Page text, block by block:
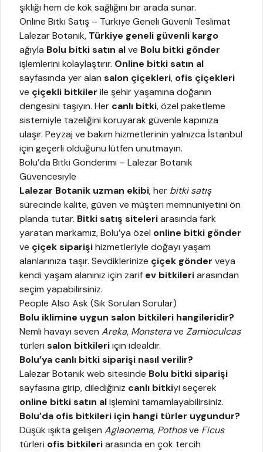
şıklığı hem de kök sağlığını bir arada sunar.
Online Bitki Satış – Türkiye Geneli Güvenli Teslimat
Lalezar Botanik, Türkiye geneli güvenli kargo
ağıyla Bolu bitki satın alve Bolu bitki gönder
işlemlerini kolaylaştırır. Online bitki satın al
sayfasında yer alan salon çiçekleri, ofis çiçekleri
ve çiçekli bitkiler ile şehir yaşamına doğanın
dengesini taşıyın. Her canlı bitki, özel paketleme
sistemiyle tazeliğini koruyarak güvenle kapınıza
ulaşır. Peyzaj ve bakım hizmetlerinin yalnızca İstanbul
için geçerli olduğunu lütfen unutmayın.
Bolu’da Bitki Gönderimi – Lalezar Botanik
Güvencesiyle
Lalezar Botanik uzman ekibi, her bitki satış
sürecinde kalite, güven ve müşteri memnuniyetini ön
planda tutar. Bitki satış siteleriarasında fark
yaratan markamız, Bolu’ya özel online bitki gönder
ve çiçek siparişihizmetleriyle doğayı yaşam
alanlarınıza taşır. Sevdiklerinize çiçek gönder veya
kendi yaşam alanınız için zarif ev bitkileriarasından
seçim yapabilirsiniz.
People Also Ask (Sık Sorulan Sorular)
Bolu iklimine uygun salon bitkileri hangileridir?
Nemli havayı seven Areka, Monsterave Zamioculcas
türleri salon bitkileriiçin idealdir.
Bolu’ya canlı bitki siparişi nasıl verilir?
Lalezar Botanik web sitesinde Bolu bitki siparişi
sayfasına girip, dilediğiniz canlı bitkiyi seçerek
online bitki satın alişlemini tamamlayabilirsiniz.
Bolu’da ofis bitkileri için hangi türler uygundur?
Düşük ışıkta gelişen Aglaonema, Pothosve Ficus
türleri ofis bitkileriarasında en çok tercih